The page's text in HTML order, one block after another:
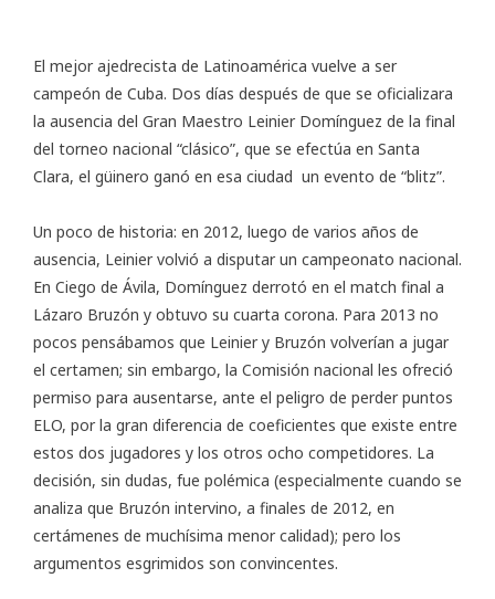
El mejor ajedrecista de Latinoamérica vuelve a ser
campeón de Cuba. Dos días después de que se oficializara
la ausencia del Gran Maestro Leinier Domínguez de la final
del torneo nacional “clásico”, que se efectúa en Santa
Clara, el güinero ganó en esa ciudad un evento de “blitz”.
Un poco de historia: en 2012, luego de varios años de
ausencia, Leinier volvió a disputar un campeonato nacional.
En Ciego de Ávila, Domínguez derrotó en el match final a
Lázaro Bruzón y obtuvo su cuarta corona. Para 2013 no
pocos pensábamos que Leinier y Bruzón volverían a jugar
el certamen; sin embargo, la Comisión nacional les ofreció
permiso para ausentarse, ante el peligro de perder puntos
ELO, por la gran diferencia de coeficientes que existe entre
estos dos jugadores y los otros ocho competidores. La
decisión, sin dudas, fue polémica (especialmente cuando se
analiza que Bruzón intervino, a finales de 2012, en
certámenes de muchísima menor calidad); pero los
argumentos esgrimidos son convincentes.